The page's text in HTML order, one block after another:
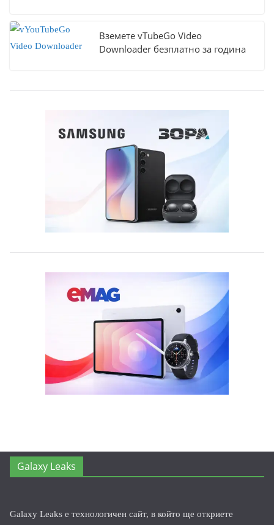
Вземете vTubeGo Video
Downloader безплатно за година
Galaxy Leaks
Galaxy Leaks е технологичен сайт, в който ще откриете